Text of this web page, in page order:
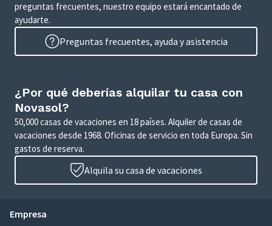
preguntas frecuentes, nuestro equipo estará encantado de
ayudarte.
Preguntas frecuentes, ayuda y asistencia
¿Por qué deberías alquilar tu casa con
Novasol?
50,000 casas de vacaciones en 18 países. Alquiler de casas de
vacaciones desde 1968. Oficinas de servicio en toda Europa. Sin
gastos de reserva.
Alquila su casa de vacaciones
Empresa